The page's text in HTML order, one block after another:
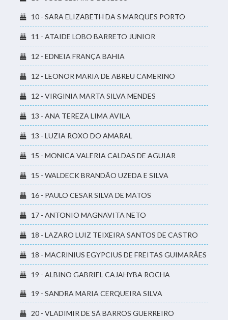
10 - SARA ELIZABETH DA S MARQUES PORTO
11 - ATAIDE LOBO BARRETO JUNIOR
12 - EDNEIA FRANÇA BAHIA
12 - LEONOR MARIA DE ABREU CAMERINO
12 - VIRGINIA MARTA SILVA MENDES
13 - ANA TEREZA LIMA AVILA
13 - LUZIA ROXO DO AMARAL
15 - MONICA VALERIA CALDAS DE AGUIAR
15 - WALDECK BRANDÃO UZEDA E SILVA
16 - PAULO CESAR SILVA DE MATOS
17 - ANTONIO MAGNAVITA NETO
18 - LAZARO LUIZ TEIXEIRA SANTOS DE CASTRO
18 - MACRINIUS EGYPCIUS DE FREITAS GUIMARÃES
19 - ALBINO GABRIEL CAJAHYBA ROCHA
19 - SANDRA MARIA CERQUEIRA SILVA
20 - VLADIMIR DE SÁ BARROS GUERREIRO